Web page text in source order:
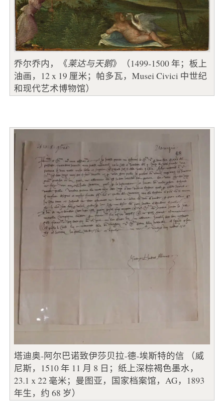
乔尔乔内，《莱达与天鹅》（1499-1500 年；板上
油画，12 x 19 厘米；帕多瓦，Musei Civici 中世纪
和现代艺术博物馆）
塔迪奥-阿尔巴诺致伊莎贝拉-德-埃斯特的信 （威
尼斯，1510 年 11 月 8 日；纸上深棕褐色墨水，
23.1 x 22 毫米；曼图亚，国家档案馆，AG，1893
年生，约 68 岁）